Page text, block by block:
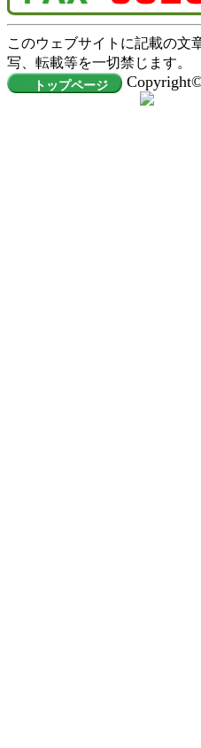
このウェブサイトに記載の文
写、転載等を一切禁じます。
トップページ